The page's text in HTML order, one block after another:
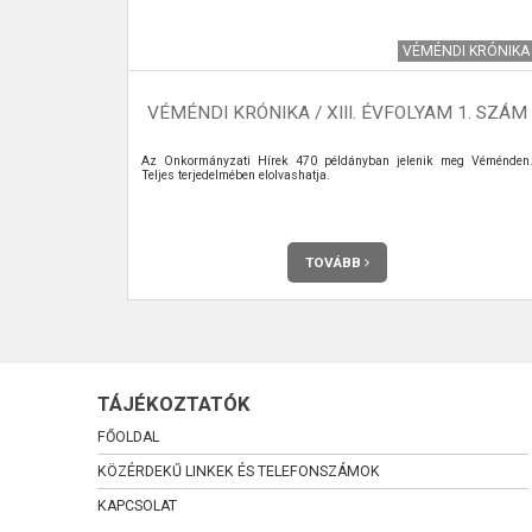
VÉMÉNDI KRÓNIKA
VÉMÉNDI KRÓNIKA / XIII. ÉVFOLYAM 1. SZÁM
Az Önkormányzati Hírek 470 példányban jelenik meg Véménden.
Teljes terjedelmében elolvashatja.
TOVÁBB
TÁJÉKOZTATÓK
FŐOLDAL
KÖZÉRDEKŰ LINKEK ÉS TELEFONSZÁMOK
KAPCSOLAT